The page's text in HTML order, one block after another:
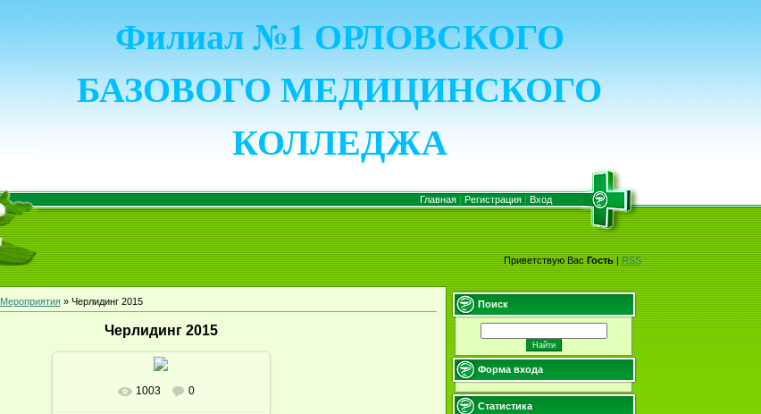
Филиал №1 ОРЛОВСКОГО
БАЗОВОГО МЕДИЦИНСКОГО
КОЛЛЕДЖА
Главная| Регистрация| Вход
Приветствую Вас Гость|RSS
Мероприятия» Черлидинг 2015
Черлидинг 2015
В реальном размере
1003 0
Поиск
Форма входа
Статистика